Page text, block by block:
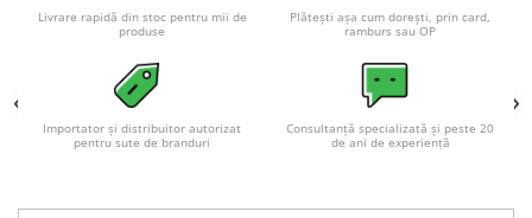
Livrare rapidă din stoc pentru mii de
produse
Plătești așa cum dorești, prin card,
ramburs sau OP
Importator și distribuitor autorizat
pentru sute de branduri
Consultanță specializată și peste 20
de ani de experiență